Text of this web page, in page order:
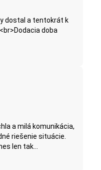
dostal a tentokrát k
doba
a milá komunikácia,
riešenie situácie.
len tak...